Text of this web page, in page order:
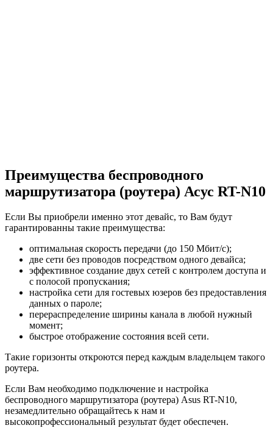
Преимущества беспроводного
маршрутизатора (роутера) Асус RT-N10
Если Вы приобрели именно этот девайс, то Вам будут
гарантированны такие преимущества:
оптимальная скорость передачи (до 150 Мбит/с);
две сети без проводов посредством одного девайса;
эффективное создание двух сетей с контролем доступа и
с полосой пропускания;
настройка сети для гостевых юзеров без предоставления
данных о пароле;
перераспределение ширины канала в любой нужный
момент;
быстрое отображение состояния всей сети.
Такие горизонты откроются перед каждым владельцем такого
роутера.
Если Вам необходимо подключение и настройка
беспроводного маршрутизатора (роутера) Asus RT-N10,
незамедлительно обращайтесь к нам и
высокопрофессиональный результат будет обеспечен.